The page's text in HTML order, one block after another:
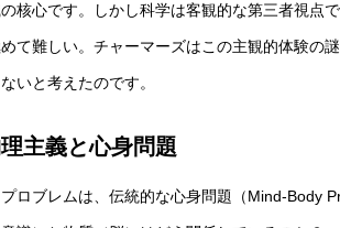
心です。しかし科学は客観的な第三者視点
て難しい。チャーマーズはこの主観的体験の
いと考えたのです。
主義と心身問題
ロブレムは、伝統的な心身問題（Mind-Body